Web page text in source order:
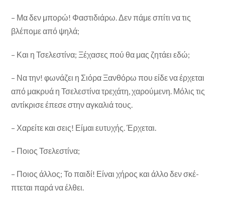
– Μα δεν μπορώ! Φαστιδιάρω. Δεν πάμε σπίτι να τις
βλέπομε από ψηλά;
– Και η Τσελεστίνα; Ξέχασες πού θα μας ζητάει εδώ;
– Να την! φωνάζει η Σιόρα Ξανθόρω που είδε να έρχε­ται
από μακρυά η Τσελεστίνα τρεχάτη, χαρούμενη. Μόλις τις
αντίκρισε έπεσε στην αγκαλιά τους.
– Χαρείτε και σεις! Είμαι ευτυχής. Έρχεται.
– Ποιος Τσελεστίνα;
– Ποιος άλλος; Το παιδί! Είναι χήρος και άλλο δεν σκέ­
πτεται παρά να έλθει.